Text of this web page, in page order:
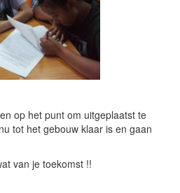
op het punt om uitgeplaatst te
tot het gebouw klaar is en gaan
van je toekomst !!